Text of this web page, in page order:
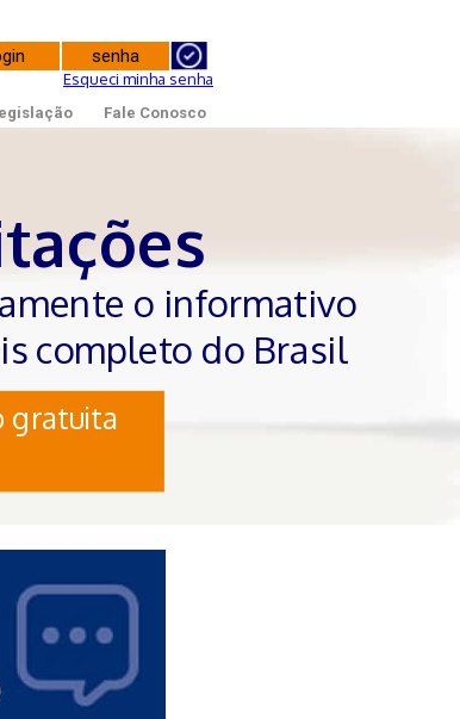
Esqueci minha senha
Fale Conosco
o informativo
completo do Brasil
gratuita